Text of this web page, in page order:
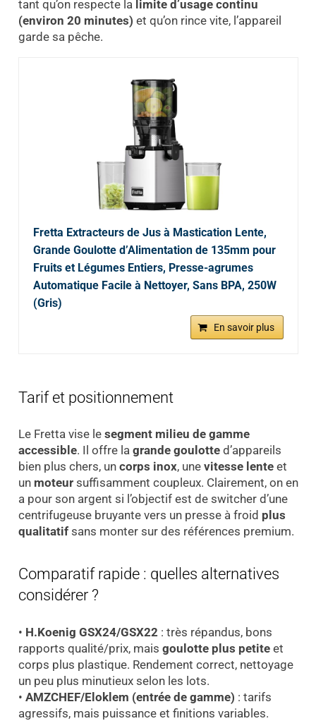
tant qu’on respecte la limite d’usage continu
(environ 20 minutes) et qu’on rince vite, l’appareil
garde sa pêche.
Fretta Extracteurs de Jus à Mastication Lente,
Grande Goulotte d’Alimentation de 135mm pour
Fruits et Légumes Entiers, Presse-agrumes
Automatique Facile à Nettoyer, Sans BPA, 250W
(Gris)
En savoir plus
Tarif et positionnement
Le Fretta vise le segment milieu de gamme
accessible. Il offre la grande goulotted’appareils
bien plus chers, un corps inox, une vitesse lenteet
un moteursuffisamment coupleux. Clairement, on en
a pour son argent si l’objectif est de switcher d’une
centrifugeuse bruyante vers un presse à froid plus
qualitatifsans monter sur des références premium.
Comparatif rapide : quelles alternatives
considérer ?
• H.Koenig GSX24/GSX22 : très répandus, bons
rapports qualité/prix, mais goulotte plus petiteet
corps plus plastique. Rendement correct, nettoyage
un peu plus minutieux selon les lots.
• AMZCHEF/Eloklem (entrée de gamme) : tarifs
agressifs, mais puissance et finitions variables.